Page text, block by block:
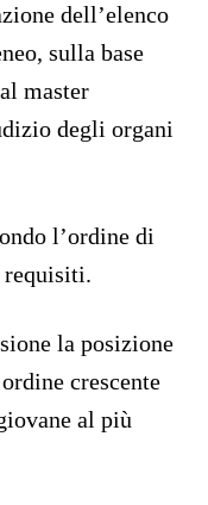
dell’elenco
sulla base
master
degli organi
l’ordine di
requisiti.
la posizione
crescente
al più